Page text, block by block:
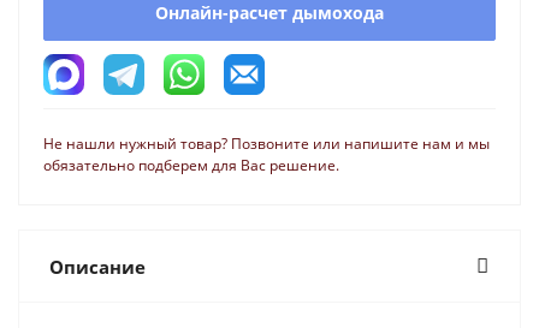
Онлайн-расчет дымохода
Не нашли нужный товар? Позвоните или напишите нам и мы
обязательно подберем для Вас решение.
Описание